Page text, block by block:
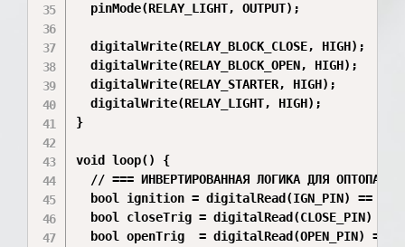
  pinMode(RELAY_LIGHT, OUTPUT);
digitalWrite(RELAY_BLOCK_CLOSE, HIGH);  //
  digitalWrite(RELAY_BLOCK_OPEN, HIGH);
  digitalWrite(RELAY_STARTER, HIGH);
  digitalWrite(RELAY_LIGHT, HIGH);
}
void loop() {
// === ИНВЕРТИРОВАННАЯ ЛОГИКА ДЛЯ ОПТОПАР
bool ignition = digitalRead(IGN_PIN) ==
bool closeTrig = digitalRead(CLOSE_PIN) ==
bool openTrig  = digitalRead(OPEN_PIN) ==